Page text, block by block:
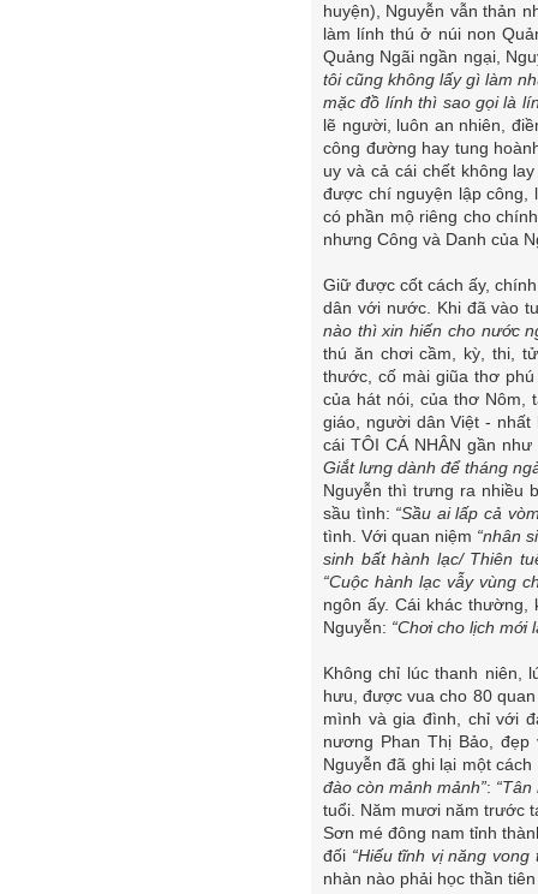
huyện), Nguyễn vẫn thản
làm lính thú ở núi non
Quảng Ngãi ngần ngại,
tôi cũng không lấy gì làm
mặc đồ lính thì sao gọi là
lẽ người, luôn an nhiên,
công đường hay tung
uy và cả cái chết không
được chí nguyện lập công,
có phần mộ riêng cho
nhưng Công và Danh của
Giữ được cốt cách ấy,
dân với nước. Khi đã vào
nào thì xin hiến cho nước
thú ăn chơi cầm, kỳ, thi,
thước, cố mài giũa thơ
của hát nói, của thơ Nôm,
giáo, người dân Việt -
cái TÔI CÁ NHÂN gần
Giắt lưng dành để tháng
Nguyễn thì trưng ra nhiều
sầu tình: “Sầu ai lấp cả
tình. Với quan niệm “nhân
sinh bất hành lạc/ Thiên
“Cuộc hành lạc vẫy vùng
ngôn ấy. Cái khác
Nguyễn: “Chơi cho lịch mới
Không chỉ lúc thanh niên,
hưu, được vua cho 80
mình và gia đình, chỉ với
nương Phan Thị Bảo,
Nguyễn đã ghi lại một
đào còn mảnh mảnh”:
tuổi. Năm mươi năm trước
Sơn mé đông nam tỉnh
đối “Hiếu tĩnh vị năng
nhàn nào phải học thần